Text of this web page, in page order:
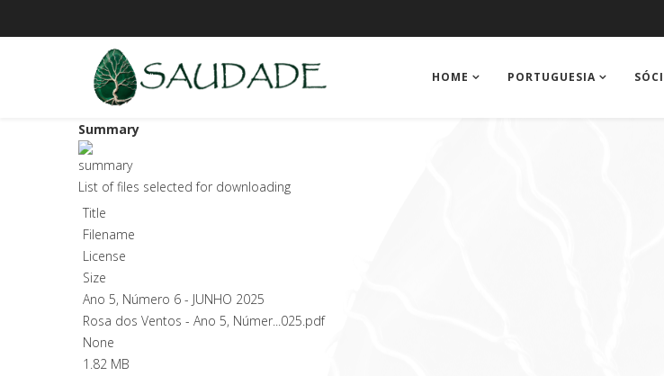
HOME PORTUGUESIA
Summary
List of files selected for downloading
Title
Filename
License
Size
Ano 5, Número 6 - JUNHO 2025
Rosa dos Ventos - Ano 5, Númer...025.pdf
None
1.82 MB